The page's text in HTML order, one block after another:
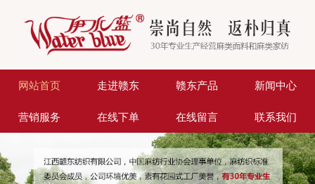
网站首页 走进赣东 赣东产品 新闻中心
营销服务 在线下单 在线留言 联系我们